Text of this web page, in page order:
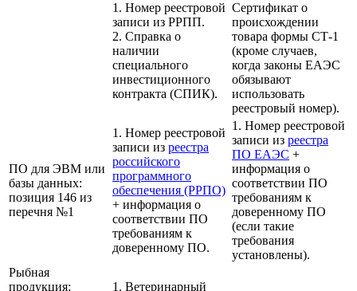
1. Номер реестровой
записи из РРПП.
2. Справка о
наличии
специального
инвестиционного
контракта (СПИК).
Сертификат о
происхождении
товара формы СТ-1
(кроме случаев,
когда законы ЕАЭС
обязывают
использовать
реестровый номер).
ПО для ЭВМ или
базы данных:
позиция 146 из
перечня №1
1. Номер реестровой
записи из реестра
российского
программного
обеспечения (РРПО)
+ информация о
соответствии ПО
требованиям к
доверенному ПО.
1. Номер реестровой
записи из реестра
ПО ЕАЭС +
информация о
соответствии ПО
требованиям к
доверенному ПО
(если такие
требования
установлены).
Рыбная
продукция:
1. Ветеринарный